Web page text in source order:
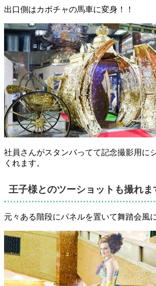
出口側はカボチャの馬車に変身！！
社員さんがスタンバってて記念撮影用に
くれます。
王子様とのツーショットも撮れま
元々ある階段にパネルを置いて舞踏会風に